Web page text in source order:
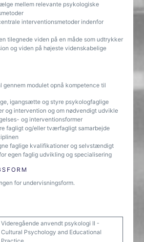
mellem relevante psykologiske
interventionsmetoder indenfor
tilegnede viden på en måde som udtrykker
og viden på højeste videnskabelige
gennem modulet opnå kompetence til
igangsætte og styre psykologfaglige
og intervention og om nødvendigt udvikle
og interventionsformer
fagligt og/eller tværfagligt samarbejde
faglige kvalifikationer og selvstændigt
egen faglig udvikling og specialisering
for undervisningsform.
Videregående anvendt psykologi II -
Cultural Psychology and Educational